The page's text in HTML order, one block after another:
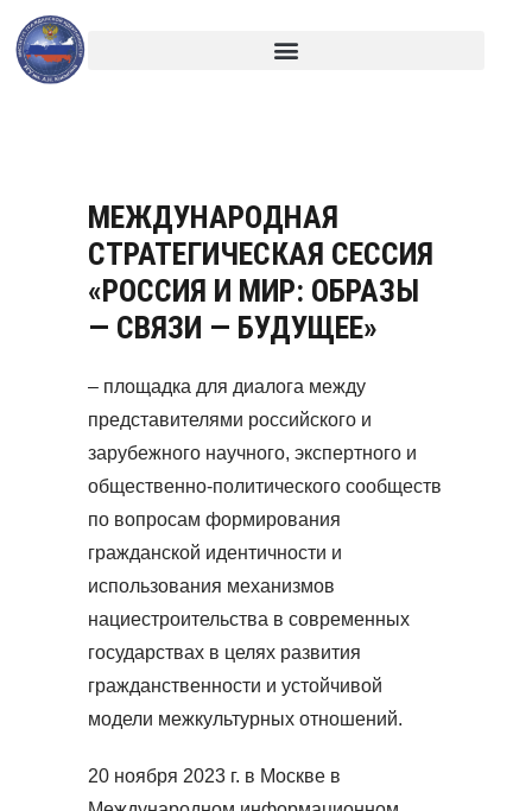
МЕЖДУНАРОДНАЯ
СТРАТЕГИЧЕСКАЯ СЕССИЯ
«РОССИЯ И МИР: ОБРАЗЫ
— СВЯЗИ — БУДУЩЕЕ»
– площадка для диалога между
представителями российского и
зарубежного научного, экспертного и
общественно-политического сообществ
по вопросам формирования
гражданской идентичности и
использования механизмов
нациестроительства в современных
государствах в целях развития
гражданственности и устойчивой
модели межкультурных отношений.
20 ноября 2023 г. в Москве в